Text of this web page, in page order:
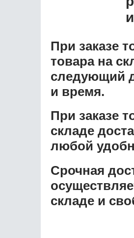
При заказе
товара на
следующий
и время.
При заказе
складе
любой
Срочная
складе и